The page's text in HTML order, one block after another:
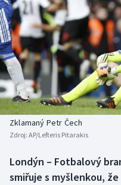
DALŠÍ SPORTY
Americký fotbal
Baseball a softbal
Basketbal
Biatlon
Boby a skeleton
NEPŘEHLÉDNĚTE
Soutěže
Historické návraty
Aplikace ČT sport
AZ kvíz
Zklamaný Petr Čech
Zdroj: AP/Lefteris Pitarakis
Londýn – Fotbalový
smiřuje s myšlenkou,